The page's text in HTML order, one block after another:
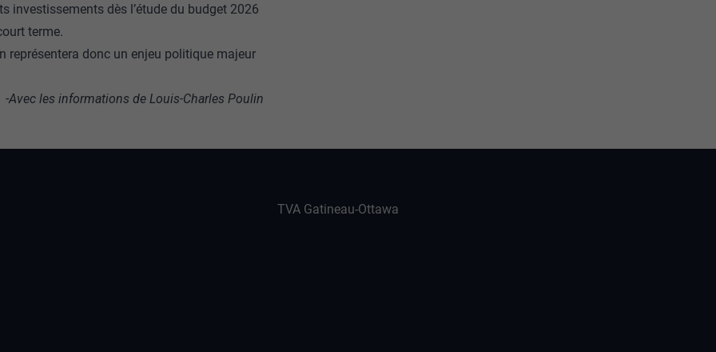
investissements dès l’étude du budget 2026
terme.
représentera donc un enjeu politique majeur
-Avec les informations de Louis-Charles Poulin
TVA Gatineau-Ottawa